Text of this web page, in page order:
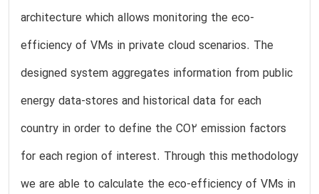
architecture which allows monitoring the eco-
efficiency of VMs in private cloud scenarios. The
designed system aggregates information from public
energy data-stores and historical data for each
country in order to define the CO2 emission factors
for each region of interest. Through this methodology
we are able to calculate the eco-efficiency of VMs in